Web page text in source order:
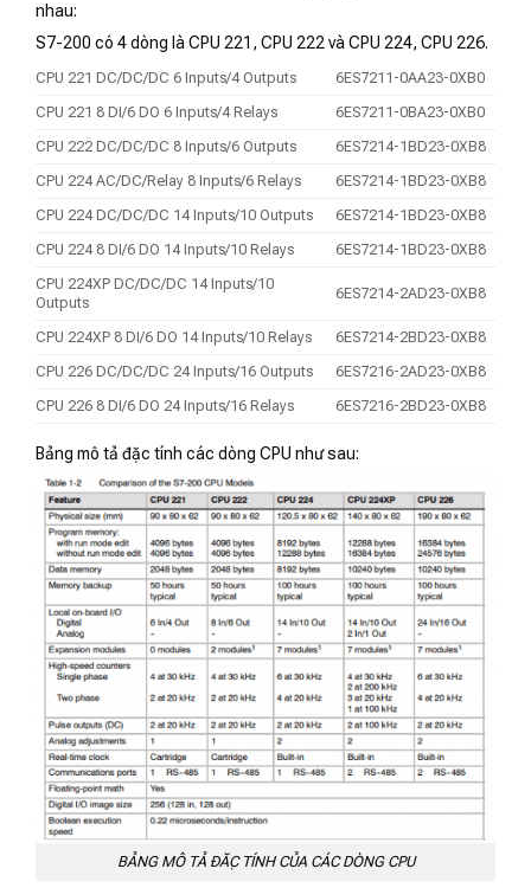
nhau:
S7-200 có 4 dòng là CPU 221, CPU 222 và CPU 224, CPU 226.
CPU 221 DC/DC/DC 6 Inputs/4 Outputs
6ES7211-0AA23-0XB0
CPU 221 8 DI/6 DO 6 Inputs/4 Relays
6ES7211-0BA23-0XB0
CPU 222 DC/DC/DC 8 Inputs/6 Outputs
6ES7214-1BD23-0XB8
CPU 224 AC/DC/Relay 8 Inputs/6 Relays
6ES7214-1BD23-0XB8
CPU 224 DC/DC/DC 14 Inputs/10 Outputs
6ES7214-1BD23-0XB8
CPU 224 8 DI/6 DO 14 Inputs/10 Relays
6ES7214-1BD23-0XB8
CPU 224XP DC/DC/DC 14 Inputs/10
Outputs
6ES7214-2AD23-0XB8
CPU 224XP 8 DI/6 DO 14 Inputs/10 Relays
6ES7214-2BD23-0XB8
CPU 226 DC/DC/DC 24 Inputs/16 Outputs
6ES7216-2AD23-0XB8
CPU 226 8 DI/6 DO 24 Inputs/16 Relays
6ES7216-2BD23-0XB8
Bảng mô tả đặc tính các dòng CPU như sau:
BẢNG MÔ TẢ ĐẶC TÍNH CỦA CÁC DÒNG CPU